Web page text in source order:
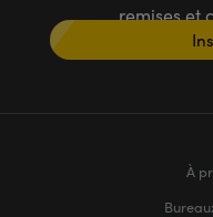
remises et
À